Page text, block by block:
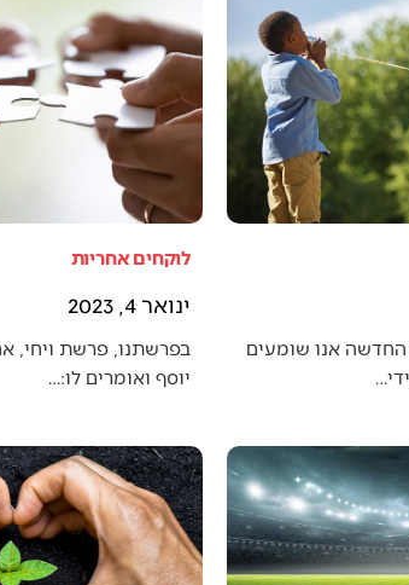
אנו שומעים
לוקחים אחריות
ינואר 4, 2023
בפרשתנו, פרשת ויחי,
יוסף ואומרים לו:…